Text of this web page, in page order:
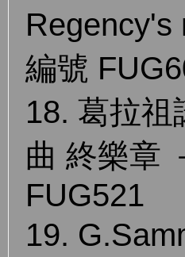
Regency's
編號
18. 葛拉祖
曲 終樂章
FUG521
19.